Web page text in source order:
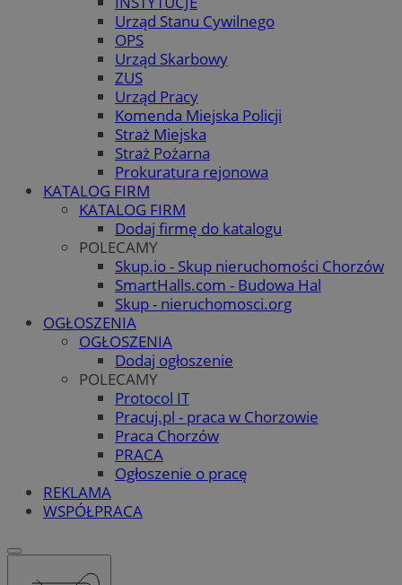
Urząd Stanu Cywilnego
OPS
Urząd Skarbowy
ZUS
Urząd Pracy
Komenda Miejska Policji
Straż Miejska
Straż Pożarna
Prokuratura rejonowa
KATALOG FIRM
KATALOG FIRM
Dodaj firmę do katalogu
POLECAMY
Skup.io - Skup nieruchomości Chorzów
SmartHalls.com - Budowa Hal
Skup - nieruchomosci.org
OGŁOSZENIA
OGŁOSZENIA
Dodaj ogłoszenie
POLECAMY
Protocol IT
Pracuj.pl - praca w Chorzowie
Praca Chorzów
PRACA
Ogłoszenie o pracę
REKLAMA
WSPÓŁPRACA